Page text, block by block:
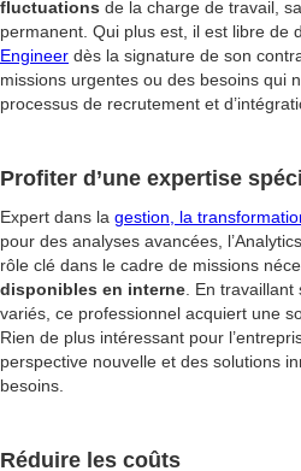
fluctuations de la charge de travail,
permanent. Qui plus est, il est libre de
Engineer dès la signature de son
missions urgentes ou des besoins qui
processus de recrutement et
Profiter d’une expertise
Expert dans la gestion, la
pour des analyses avancées,
rôle clé dans le cadre de missions
disponibles en interne . En
variés, ce professionnel acquiert une
Rien de plus intéressant pour
perspective nouvelle et des solutions
besoins.
Réduire les coûts